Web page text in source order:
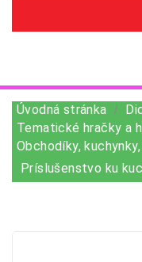
Úvodná stránka
Tematické hračky a
Obchodíky,
Príslušenstvo ku